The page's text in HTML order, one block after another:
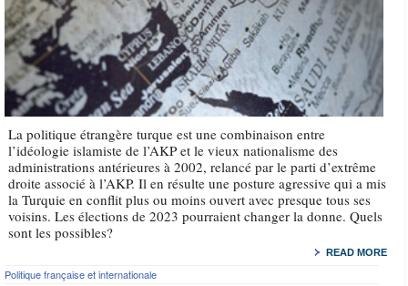
La politique étrangère turque est une combinaison entre
l’idéologie islamiste de l’AKP et le vieux nationalisme des
administrations antérieures à 2002, relancé par le parti d’extrême
droite associé à l’AKP. Il en résulte une posture agressive qui a mis
la Turquie en conflit plus ou moins ouvert avec presque tous ses
voisins. Les élections de 2023 pourraient changer la donne. Quels
sont les possibles?
READ MORE
Politique française et internationale